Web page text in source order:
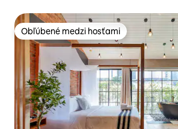
Obľúbené medzi hosťami
Obľúbené medzi hosťami